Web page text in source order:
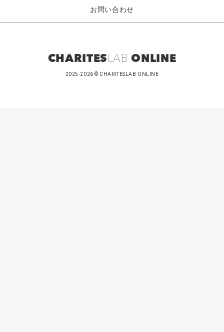
お問い合わせ
CHARITESLAB ONLINE
2025-2026 © CHARITESLAB ONLINE